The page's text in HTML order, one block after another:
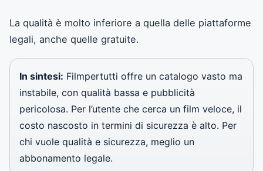
La qualità è molto inferiore a quella delle piattaforme
legali, anche quelle gratuite.
In sintesi: Filmpertutti offre un catalogo vasto ma
instabile, con qualità bassa e pubblicità
pericolosa. Per l’utente che cerca un film veloce, il
costo nascosto in termini di sicurezza è alto. Per
chi vuole qualità e sicurezza, meglio un
abbonamento legale.